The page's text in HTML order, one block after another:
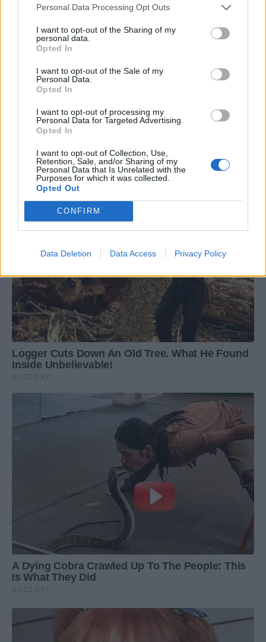
Personal Data Processing Opt Outs
I want to opt-out of the Sharing of my
personal data.
Opted In
I want to opt-out of the Sale of my
Personal Data.
Opted In
I want to opt-out of processing my
Personal Data for Targeted Advertising.
Opted In
I want to opt-out of Collection, Use,
Retention, Sale, and/or Sharing of my
Personal Data that Is Unrelated with the
Purposes for which it was collected.
Opted Out
CONFIRM
Data Deletion Data Access Privacy Policy